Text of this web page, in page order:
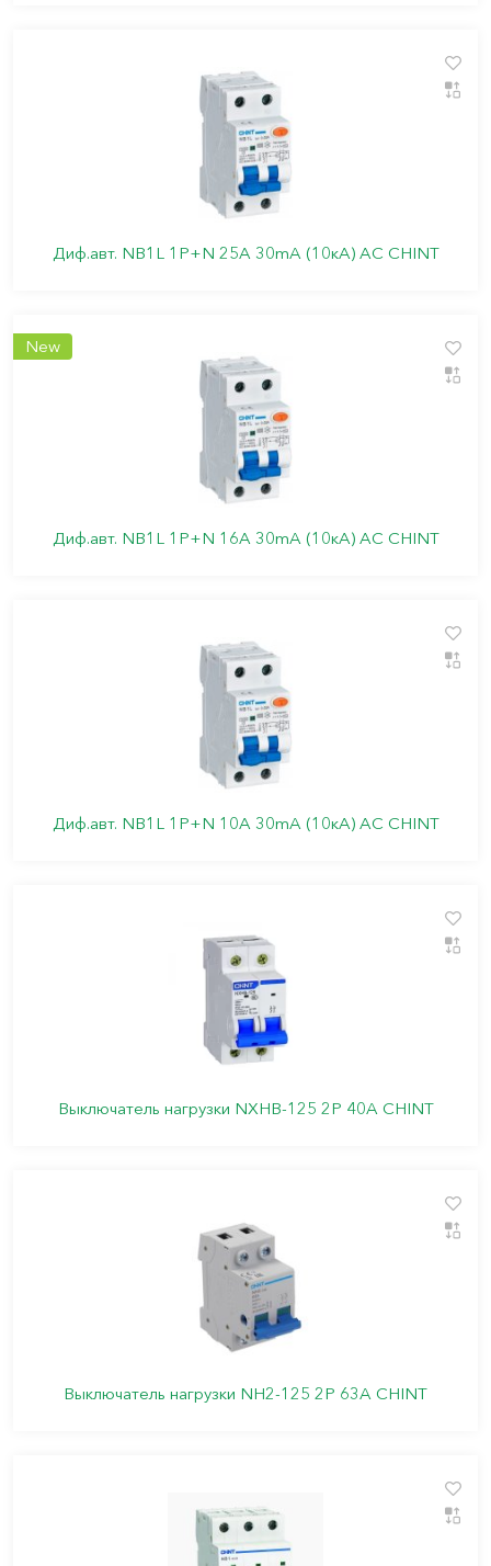
Диф.авт. NB1L 1P+N 25А 30mA (10кА) АС CHINT
New
Диф.авт. NB1L 1P+N 16А 30mA (10кА) АС CHINT
Диф.авт. NB1L 1P+N 10А 30mA (10кА) АС CHINT
Выключатель нагрузки NXHB-125 2P 40A CHINT
Выключатель нагрузки NH2-125 2P 63A CHINT